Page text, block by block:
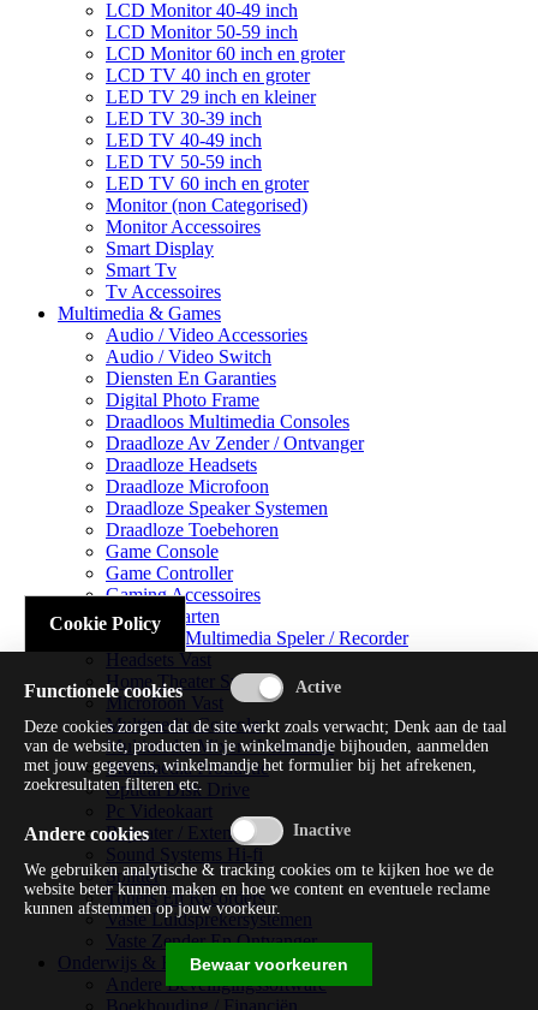
LCD Monitor 40-49 inch
LCD Monitor 50-59 inch
LCD Monitor 60 inch en groter
LCD TV 40 inch en groter
LED TV 29 inch en kleiner
LED TV 30-39 inch
LED TV 40-49 inch
LED TV 50-59 inch
LED TV 60 inch en groter
Monitor (non Categorised)
Monitor Accessoires
Smart Display
Smart Tv
Tv Accessoires
Multimedia & Games
Audio / Video Accessories
Audio / Video Switch
Diensten En Garanties
Digital Photo Frame
Draadloos Multimedia Consoles
Draadloze Av Zender / Ontvanger
Draadloze Headsets
Draadloze Microfoon
Draadloze Speaker Systemen
Draadloze Toebehoren
Game Console
Game Controller
Gaming Accessoires
Geluidskaarten
Handheld Multimedia Speler / Recorder
Headsets Vast
Home Theater Systems
Microfoon Vast
Multimedia Consoles
Multimedia Mixer / Versterker
Multimedia Productie
Optical Disk Drive
Pc Videokaart
Repeater / Extender
Sound Systems Hi-fi
Splitter
Tuners En Recorders
Vaste Luidsprekersystemen
Vaste Zender En Ontvanger
Onderwijs & Recreatie
Andere Beveiligingssoftware
Cookie Policy
Functionele cookies
Deze cookies zorgen dat de site werkt zoals verwacht; Denk aan de taal
van de website, producten in je winkelmandje bijhouden, aanmelden
met jouw gegevens, winkelmandje het formulier bij het afrekenen,
zoekresultaten filteren etc.
Andere cookies
We gebruiken analytische & tracking cookies om te kijken hoe we de
website beter kunnen maken en hoe we content en eventuele reclame
kunnen afstemmen op jouw voorkeur.
Bewaar voorkeuren